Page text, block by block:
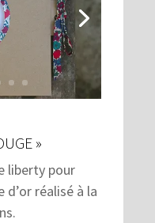
»
liberty pour
d’or réalisé à la